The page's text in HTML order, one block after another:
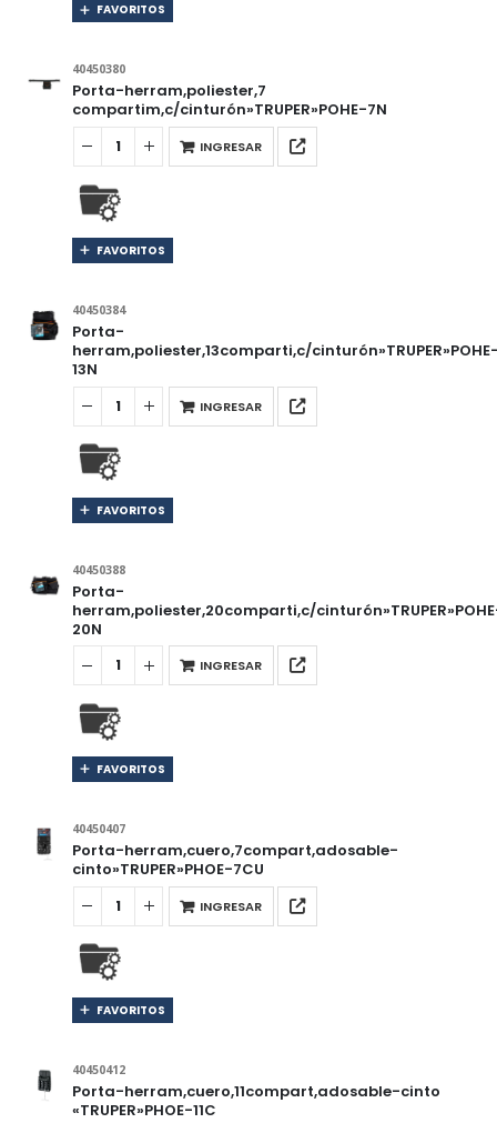
FAVORITOS
40450380
Porta-herram,poliester,7
compartim,c/cinturón»TRUPER»POHE-7N
INGRESAR
FAVORITOS
40450384
Porta-
herram,poliester,13comparti,c/
13N
INGRESAR
FAVORITOS
40450388
Porta-
herram,poliester,20comparti,c/
20N
INGRESAR
FAVORITOS
40450407
Porta-herram,cuero,7compart,adosable-
cinto»TRUPER»PHOE-7CU
INGRESAR
FAVORITOS
40450412
Porta-herram,cuero,11compart,adosable-cinto
«TRUPER»PHOE-11C